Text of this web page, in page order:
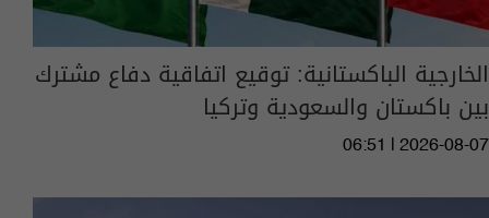
الخارجية الباكستانية: توقيع اتفاقية دفاع مشترك
بين باكستان والسعودية وتركيا
06:51 | 2026-08-07